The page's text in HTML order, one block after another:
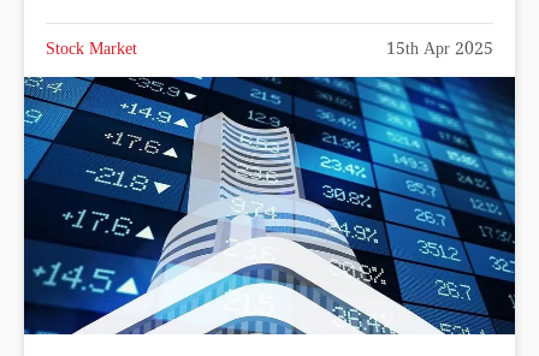
Stock Market 15th Apr 2025